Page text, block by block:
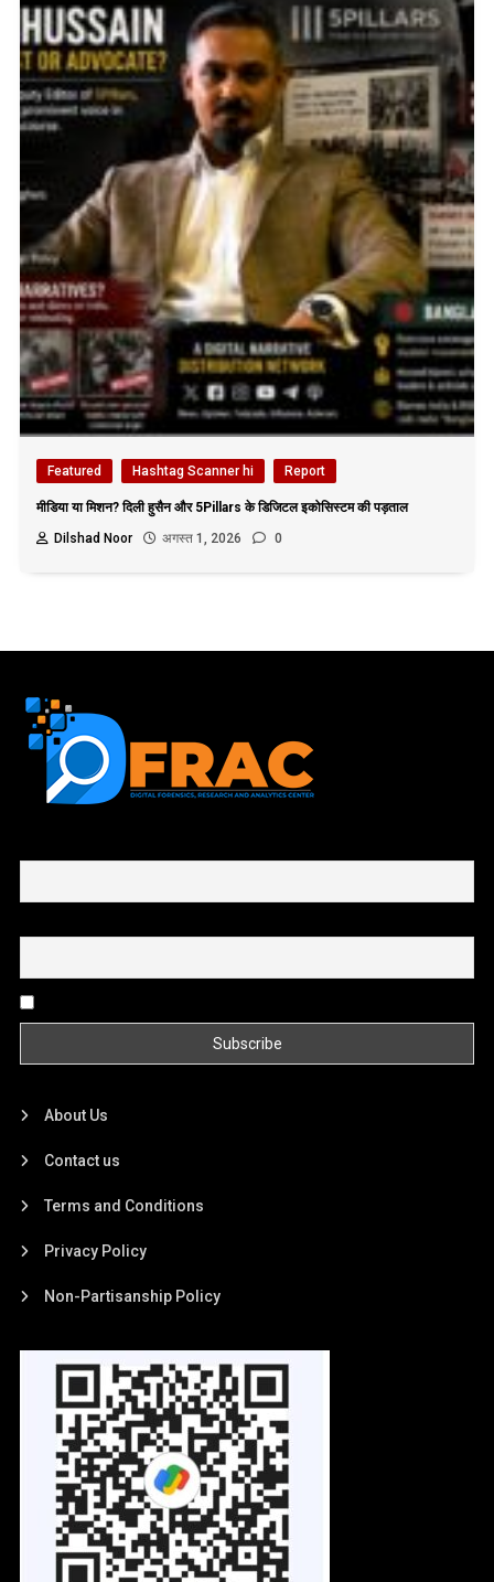
Featured Hashtag Scanner hi Report
मीडिया या मिशन? दिली हुसैन और 5Pillars के डिजिटल इकोसिस्टम की पड़ताल
Dilshad Noor
अगस्त 1, 2026 0
About Us
Contact us
Terms and Conditions
Privacy Policy
Non-Partisanship Policy